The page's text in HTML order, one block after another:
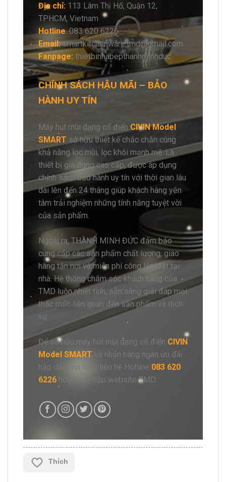
Địa chỉ: 113 Lâm Thị Hố, Quận 12,
TPHCM, Vietnam
Hotline: 083 620 6226
Email:smartkitchenware.tmd@gmail.com
Fanpage: thietbinhabepthanhminhduc
CHÍNH SÁCH HẬU MÃI – BẢO
HÀNH UY TÍN
Máy hút mùi dạng cổ điển CIVIN Model
SMART sở hữu thiết kế chắc chắn cùng
khả năng lọc mùi, lọc khói mạnh mẽ. Là
thiết bị gia dụng cao cấp, được áp dụng
chính sách bảo hành uy tín với thời gian lâu
dài lên đến 24 tháng giúp khách hàng yên
tâm trải nghiệm những tính năng tuyệt vời
của sản phẩm.
Ngoài ra, THÀNH MINH ĐỨC đảm bảo
cung cấp các sản phẩm chất lượng, giao
hàng tận nơi và miễn phí công lắp đặt tại
nhà. Hệ thống chăm sóc khách hàng của
TMD luôn nhiệt tình, sẵn sàng giải đáp mọi
thắc mắc liên quan đến sản phẩm và dịch
vụ.
Để sở hữu máy hút mùi dạng cổ điển CIVIN
Model SMART và nhận hàng ngàn ưu đãi
hấp dẫn, vui lòng liên hệ Hotline 083 620
6226 hoặc truy cập website TMD.
Thích